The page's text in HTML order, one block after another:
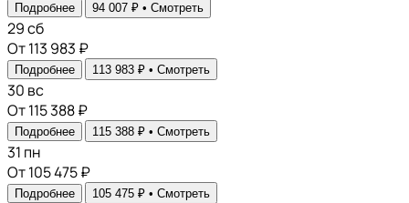
Подробнее 94 007 ₽ • Смотреть
29сб
От 113 983 ₽
Подробнее 113 983 ₽ • Смотреть
30 вс
От 115 388 ₽
Подробнее 115 388 ₽ • Смотреть
31 пн
От 105 475 ₽
Подробнее 105 475 ₽ • Смотреть